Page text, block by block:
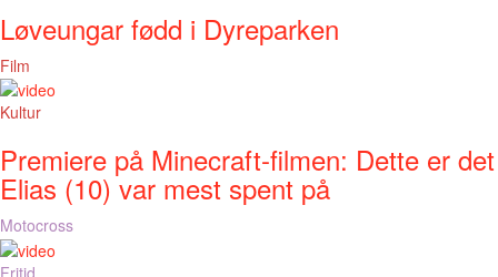
Løveungar fødd i Dyreparken
Film
Kultur
Premiere på Minecraft-filmen: Dette er det
Elias (10) var mest spent på
Motocross
Fritid